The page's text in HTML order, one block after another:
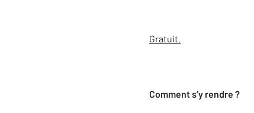
Gratuit.
Comment s’y rendre ?